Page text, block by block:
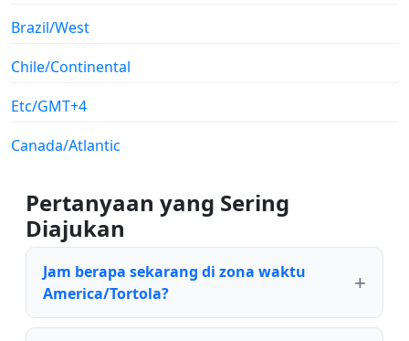
Brazil/West
Chile/Continental
Etc/GMT+4
Canada/Atlantic
Pertanyaan yang Sering
Diajukan
Jam berapa sekarang di zona waktu
America/Tortola?